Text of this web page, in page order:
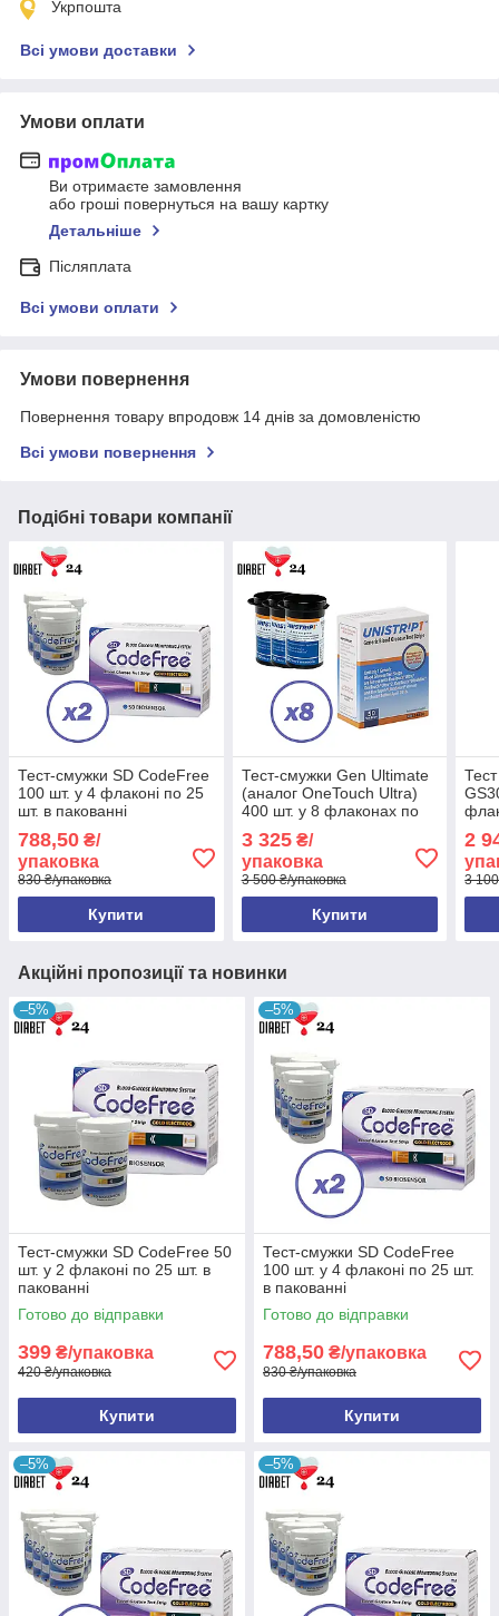
Укрпошта
Всі умови доставки
Умови оплати
Ви отримаєте замовлення
або гроші повернуться на вашу картку
Детальніше
Післяплата
Всі умови оплати
Умови повернення
Повернення товару впродовж 14 днів за домовленістю
Всі умови повернення
Подібні товари компанії
Тест-смужки SD CodeFree
100 шт. у 4 флаконі по 25
шт. в пакованні
788,50 ₴/
упаковка
830 ₴/упаковка
Купити
Тест-смужки Gen Ultimate
(аналог OneTouch Ultra)
400 шт. у 8 флаконах по
3 325₴/
упаковка
3 500 ₴/упаковка
Купити
2
3
Акційні пропозиції та новинки
–5%
Тест-смужки SD CodeFree 50
шт. у 2 флаконі по 25 шт. в
пакованні
Готово до відправки
399 ₴/упаковка
420 ₴/упаковка
Купити
–5%
Тест-смужки SD CodeFree
100 шт. у 4 флаконі по 25 шт.
в пакованні
Готово до відправки
788,50 ₴/упаковка
830 ₴/упаковка
Купити
–5% –5%